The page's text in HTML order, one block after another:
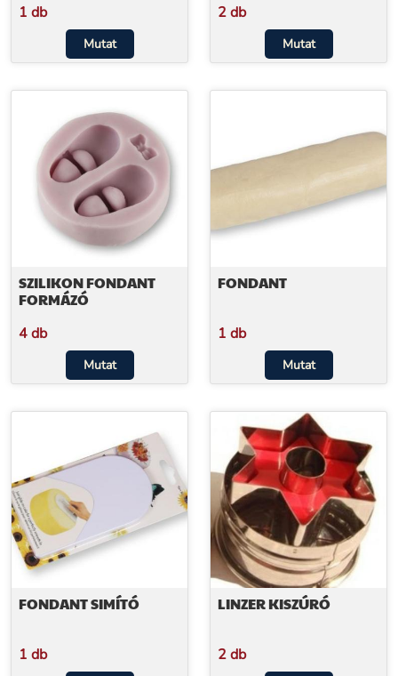
1 db
Mutat
2 db
Mutat
SZILIKON FONDANT
FORMÁZÓ
4 db
Mutat
FONDANT
1 db
Mutat
FONDANT SIMÍTÓ
1 db
LINZER KISZÚRÓ
2 db